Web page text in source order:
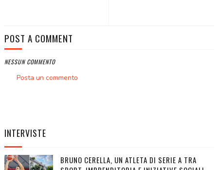
POST A COMMENT
NESSUN COMMENTO
Posta un commento
INTERVISTE
BRUNO CERELLA, UN ATLETA DI SERIE A TRA